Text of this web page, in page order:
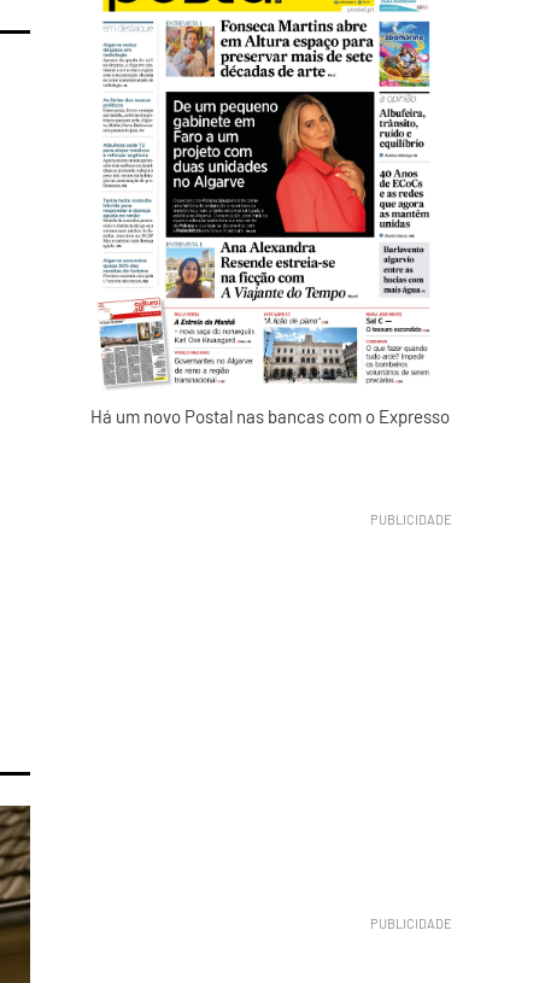
Há um novo Postal nas bancas com o Expresso